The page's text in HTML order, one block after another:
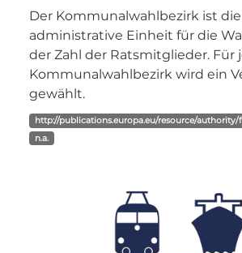
Der Kommunalwahlbezirk ist die
administrative Einheit für die
der Zahl der Ratsmitglieder. Für
Kommunalwahlbezirk wird ein
gewählt.
http://publications.europa.eu/resource/authority/
n.a.